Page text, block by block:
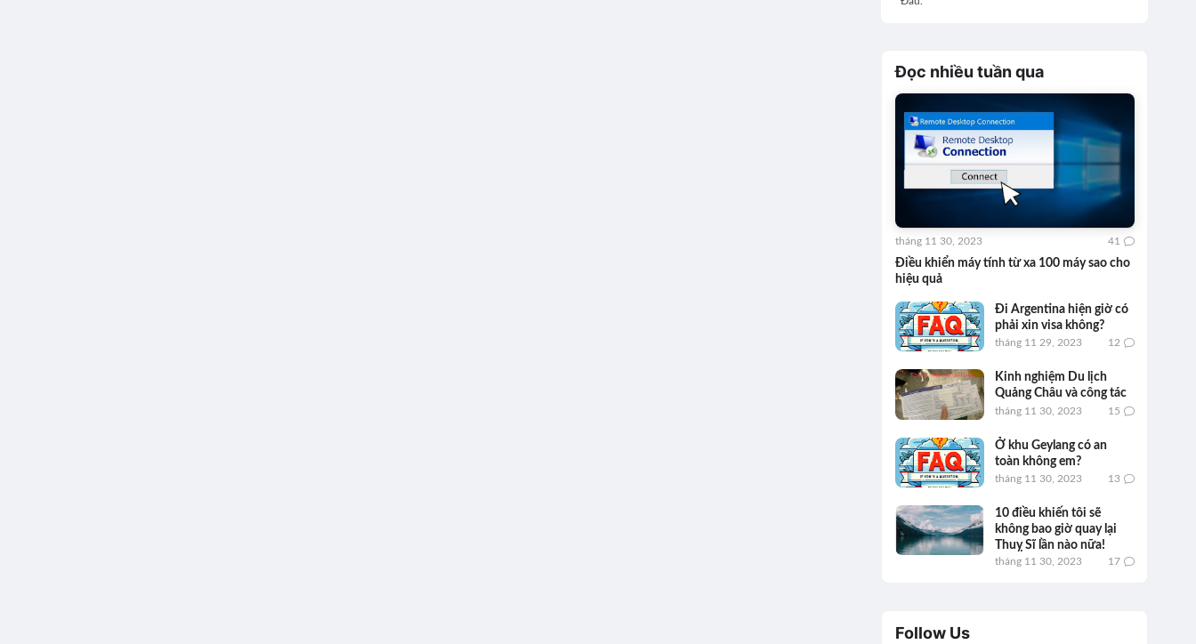
Đọc nhiều tuần qua
Điều khiển máy tính từ xa 100 máy sao cho
hiệu quả
tháng 11 30, 2023 41
Đi Argentina hiện giờ có
phải xin visa không?
tháng 11 29, 2023 12
Kinh nghiệm Du lịch
Quảng Châu và công tác
tháng 11 30, 2023 15
Ở khu Geylang có an
toàn không em?
tháng 11 30, 2023 13
10 điều khiến tôi sẽ
không bao giờ quay lại
Thuỵ Sĩ lần nào nữa!
tháng 11 30, 2023 17
Follow Us